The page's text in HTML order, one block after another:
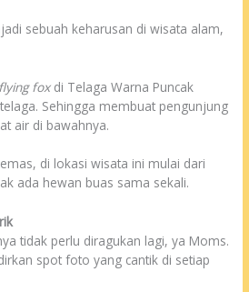
sebuah keharusan di wisata alam,
flying foxdi Telaga Warna Puncak
Sehingga membuat pengunjung
air di bawahnya.
di lokasi wisata ini mulai dari
ada hewan buas sama sekali.
tidak perlu diragukan lagi, ya Moms.
spot foto yang cantik di setiap